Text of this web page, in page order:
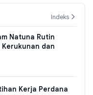
Indeks
Natuna Rutin
Kerukunan dan
Kerja Perdana